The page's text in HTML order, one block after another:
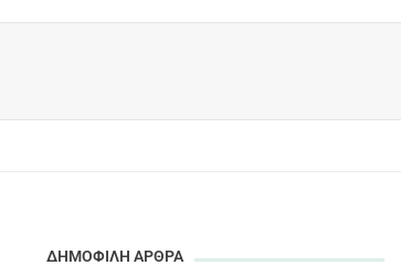
ΔΗΜΟΦΙΛΗ ΑΡΘΡΑ